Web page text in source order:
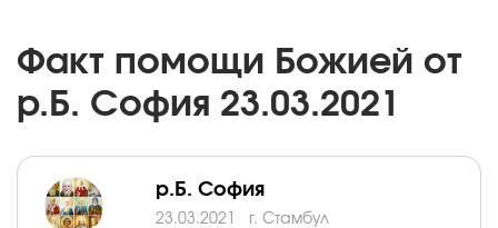
Факт помощи Божией от
р.Б. София 23.03.2021
р.Б. София
23.03.2021 г. Стамбул